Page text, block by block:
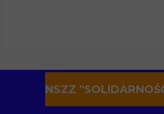
NSZZ